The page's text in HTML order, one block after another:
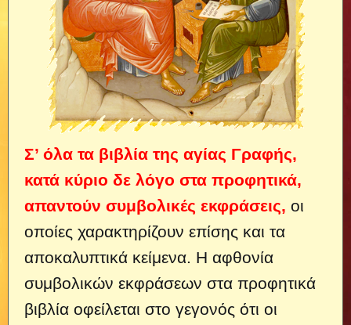
Σ’ όλα τα βιβλία της αγίας Γραφής,
κατά κύριο δε λόγο στα προφητικά,
απαντούν συμβολικές εκφράσεις, οι
οποίες χαρακτηρίζουν επίσης και τα
αποκαλυπτικά κείμενα. Η αφθονία
συμβολικών εκφράσεων στα προφητικά
βιβλία οφείλεται στο γεγονός ότι οι